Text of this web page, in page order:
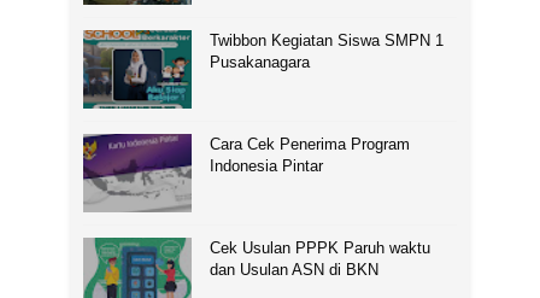
Twibbon Kegiatan Siswa SMPN 1
Pusakanagara
Cara Cek Penerima Program
Indonesia Pintar
Cek Usulan PPPK Paruh waktu
dan Usulan ASN di BKN